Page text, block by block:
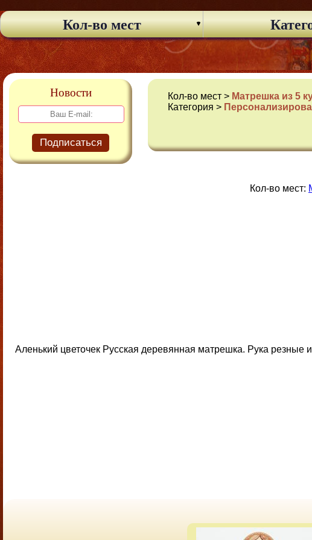
Кол-во мест
Новости
Подписаться
Кол-во мест > Матрешка из 5
Категория >
Кол-во мест:
Аленький цветочек Русская деревянная матрешка. Рука